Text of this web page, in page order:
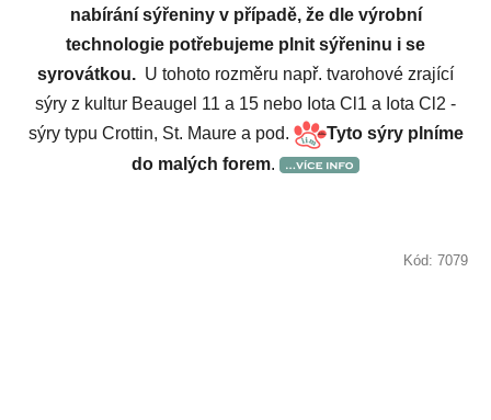
nabírání sýřeniny v případě, že dle výrobní
technologie potřebujeme plnit sýřeninu i se
syrovátkou. U tohoto rozměru např. tvarohové zrající
sýry z kultur Beaugel 11 a 15 nebo Iota Cl1 a Iota Cl2 -
sýry typu Crottin, St. Maure a pod.
Tyto sýry plníme
do malých forem.
Kód: 7079